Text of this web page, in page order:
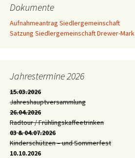
Dokumente
Aufnahmeantrag Siedlergemeinschaft
Satzung Siedlergemeinschaft Drewer-Mark
Jahrestermine 2026
15.03.2026
Jahreshauptversammlung
26.04.2026
Radtour / Frühlingskaffeetrinken
03 & 04.07.2026
Kinderschützen – und Sommerfest
10.10.2026